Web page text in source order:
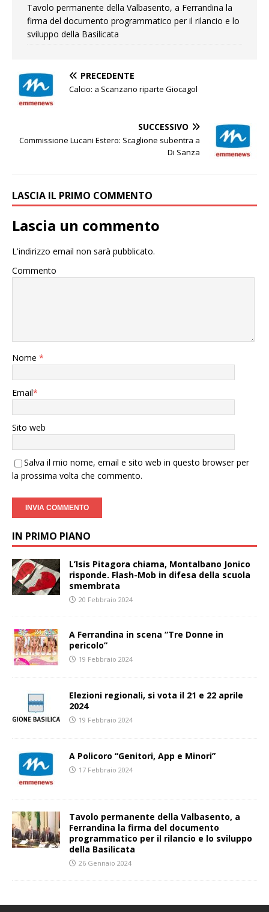
Tavolo permanente della Valbasento, a Ferrandina la
firma del documento programmatico per il rilancio e lo
sviluppo della Basilicata
PRECEDENTE
Calcio: a Scanzano riparte Giocagol
SUCCESSIVO
Commissione Lucani Estero: Scaglione subentra a
Di Sanza
LASCIA IL PRIMO COMMENTO
Lascia un commento
L'indirizzo email non sarà pubblicato.
Commento
Nome *
Email*
Sito web
Salva il mio nome, email e sito web in questo browser per
la prossima volta che commento.
IN PRIMO PIANO
L’Isis Pitagora chiama, Montalbano Jonico
risponde. Flash-Mob in difesa della scuola
smembrata
20 Febbraio 2024
A Ferrandina in scena “Tre Donne in
pericolo”
19 Febbraio 2024
Elezioni regionali, si vota il 21 e 22 aprile
2024
19 Febbraio 2024
A Policoro “Genitori, App e Minori”
17 Febbraio 2024
Tavolo permanente della Valbasento, a
Ferrandina la firma del documento
programmatico per il rilancio e lo sviluppo
della Basilicata
26 Gennaio 2024